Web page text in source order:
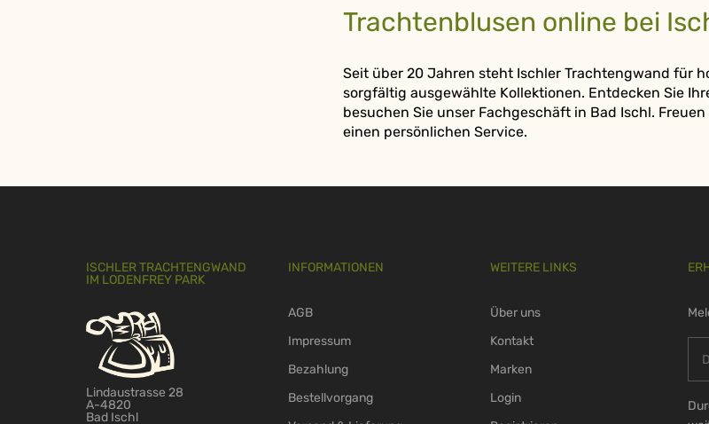
Trachtenblusen online bei
Seit über 20 Jahren steht Ischler Trachtengwand für
sorgfältig ausgewählte Kollektionen. Entdecken Sie
besuchen Sie unser Fachgeschäft in Bad Ischl.
einen persönlichen Service.
ISCHLER TRACHTENGWAND
IM LODENFREY PARK
Lindaustrasse 28
A-4820
Bad Ischl
INFORMATIONEN
AGB
Impressum
Bezahlung
Bestellvorgang
WEITERE LINKS
Über uns
Kontakt
Marken
Login